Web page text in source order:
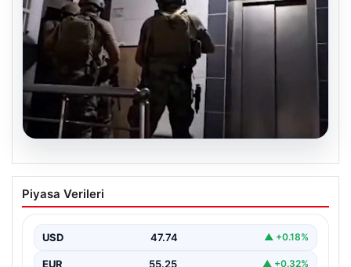
İntihar Eden Kişinin Mektubunda Ortaya
Çıkan İsimler ile Milyarlık Tefecilik
Elazığ'da, tefecilere borçlandığını belirterek yaşamına
alan…
Piyasa Verileri
USD 47.74 ▲ +0.18%
EUR 55.25 ▲ +0.32%